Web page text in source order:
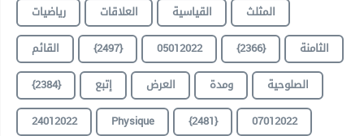
رياضيات
العلاقات القياسية
المثلث
القائم
{2497} 05012022 {2366}
الثامنة
{2384}
إتبع العرض ومدة
الصلوحية
24012022
Physique {2481}
07012022